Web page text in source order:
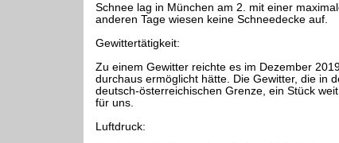
Schnee lag in München am 2. mit einer
anderen Tage wiesen keine Schneedecke auf.
Gewittertätigkeit:
Zu einem Gewitter reichte es im Dezember
durchaus ermöglicht hätte. Die Gewitter, die in
deutsch-österreichischen Grenze, ein Stück
für uns.
Luftdruck: